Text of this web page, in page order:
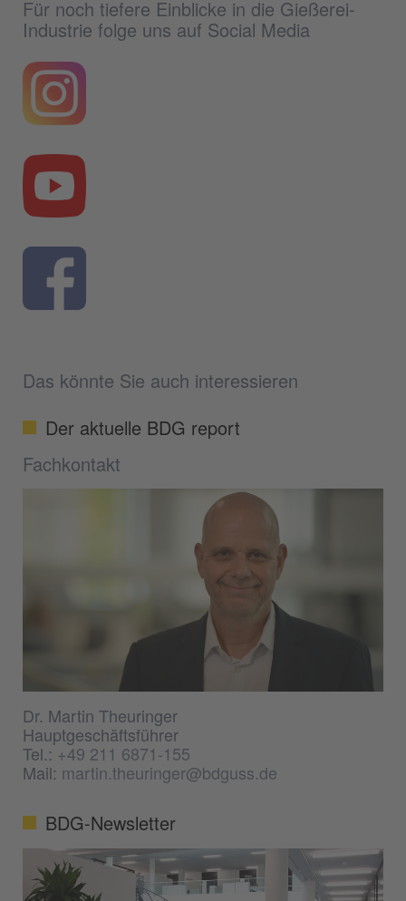
Für noch tiefere Einblicke in die Gießerei-
Industrie folge uns auf Social Media
Das könnte Sie auch interessieren
Der aktuelle BDG report
Fachkontakt
Dr. Martin Theuringer
Hauptgeschäftsführer
Tel.:+49 211 6871-155
Mail: martin.theuringer@bdguss.de
BDG-Newsletter